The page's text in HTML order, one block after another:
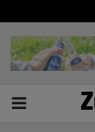
PRIMARY